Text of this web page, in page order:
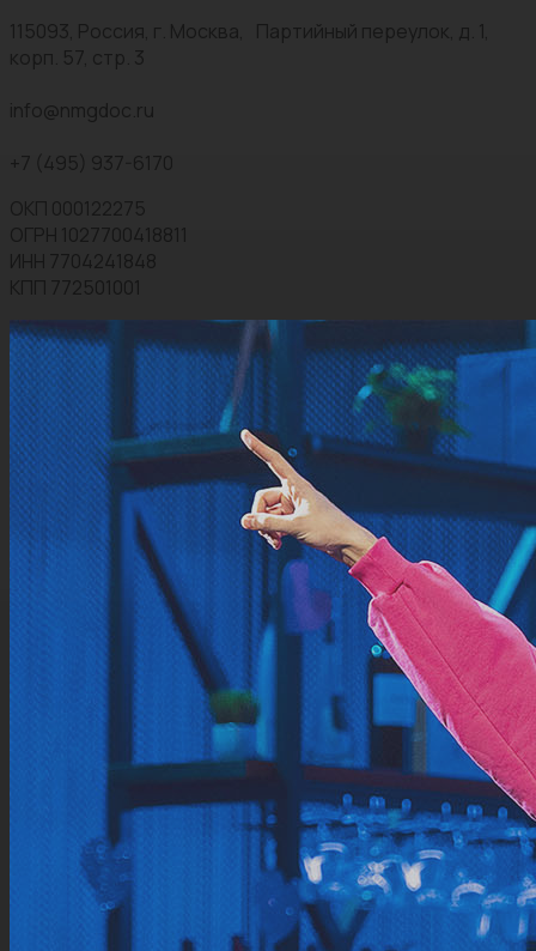
115093, Россия, г. Москва, Партийный переулок, д. 1,
корп. 57, стр. 3
info@nmgdoc.ru
+7 (495) 937-6170
ОГРН 1027700418811